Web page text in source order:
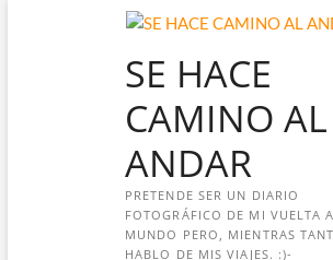
SE HACE
CAMINO AL
ANDAR
PRETENDE SER UN DIARIO
FOTOGRÁFICO DE MI VUELTA
MUNDO PERO, MIENTRAS
HABLO DE MIS VIAJES. :)-